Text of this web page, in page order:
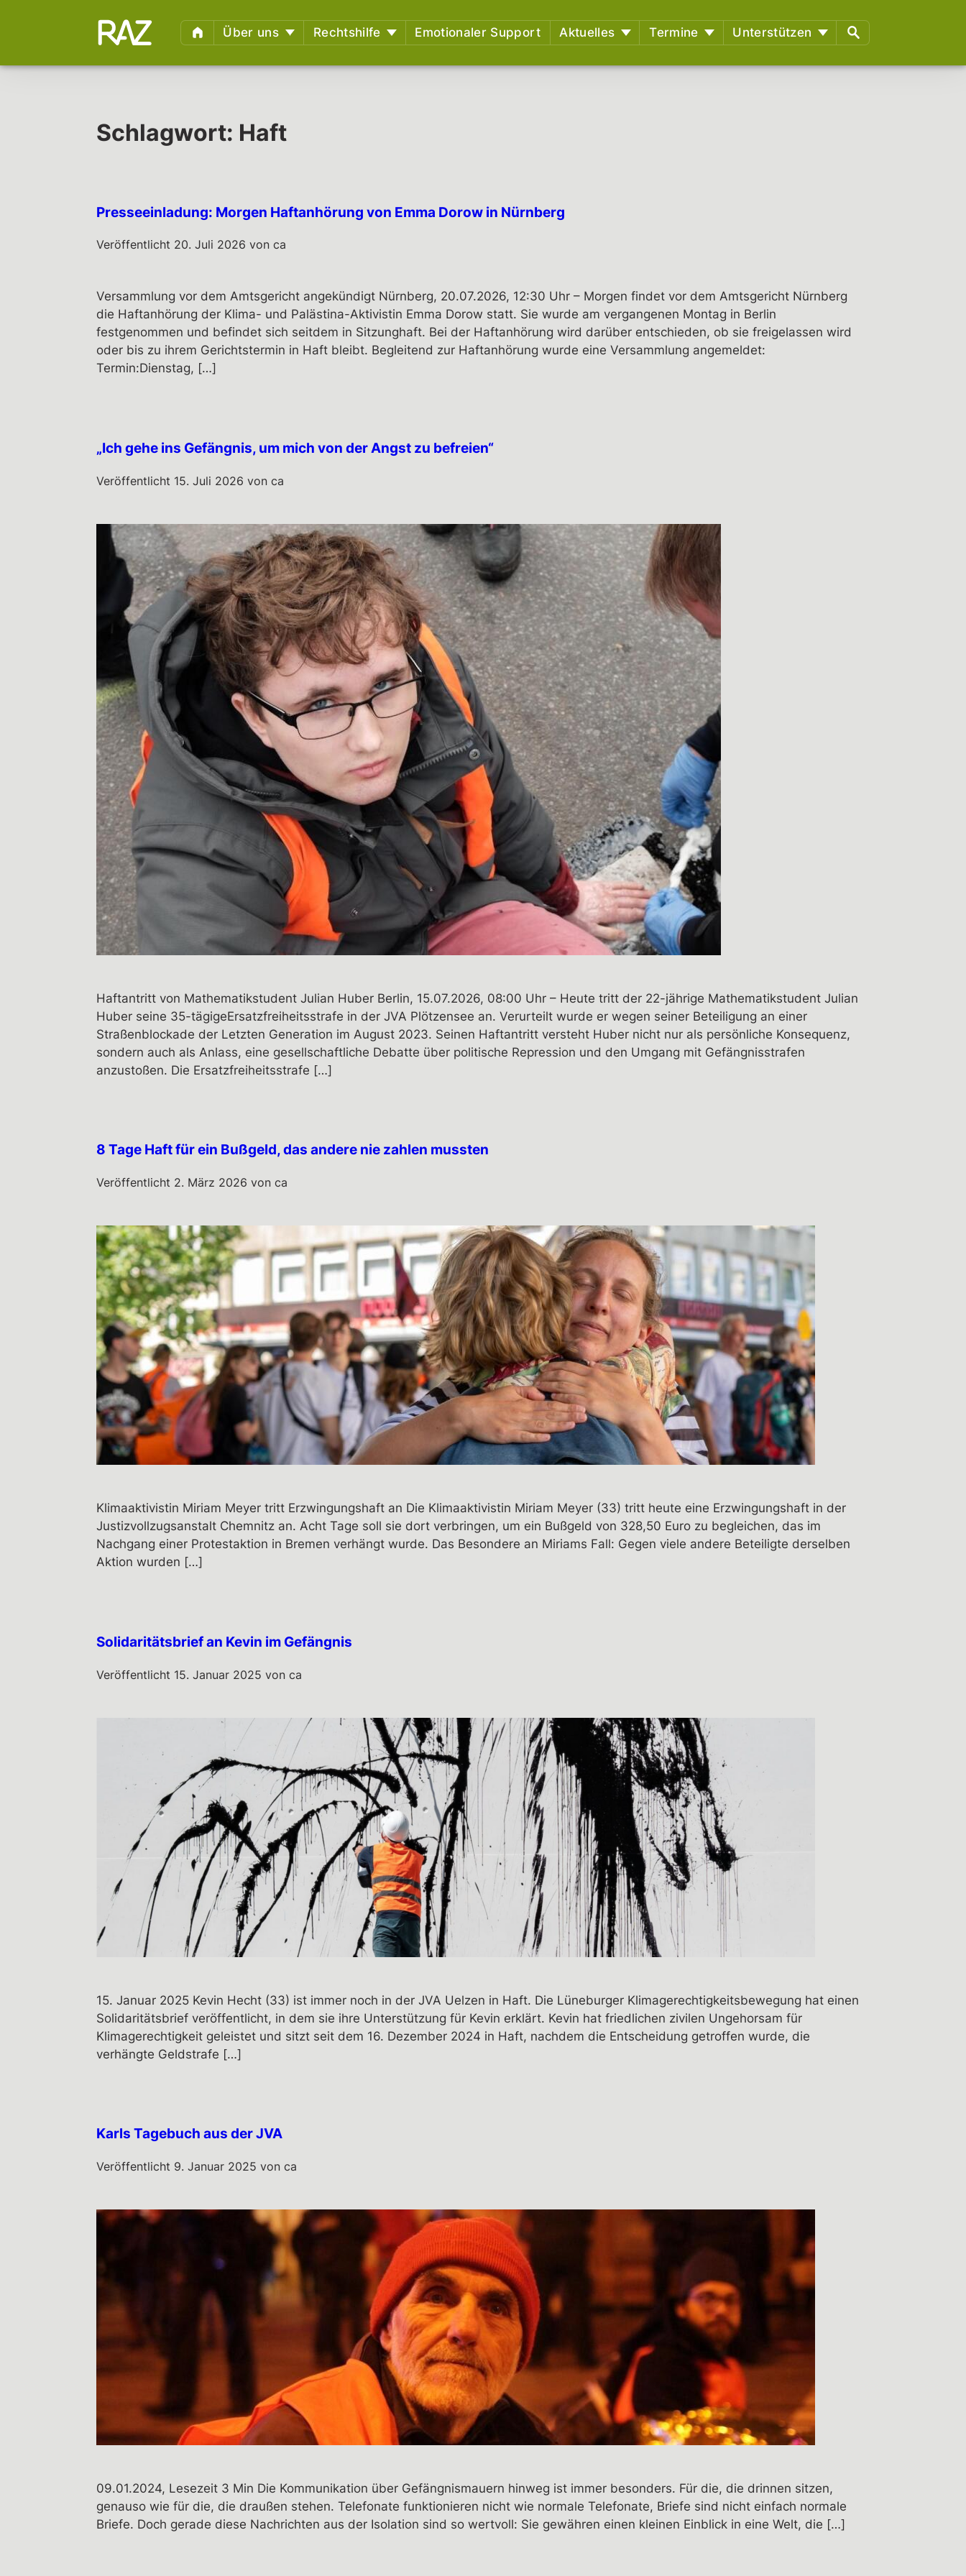
Über uns
Begleitete Kampagnen
Anzeige Adlon
Newsletter
Rechtshilfe
Weiterbildungsangebote
Individuelle EA-Nummer
Impressionen aus dem
Gerichtsentscheidungen
Verfassungsbeschwerden
Emotionaler Support Aktuelles Termine Unterstützen
Schlagwort: Haft
Presseeinladung: Morgen Haftanhörung von Emma Dorow in Nürnberg
Veröffentlicht 20. Juli 2026 von ca
Versammlung vor dem Amtsgericht angekündigt Nürnberg, 20.07.2026, 12:30 Uhr – Morgen findet vor dem Amtsgericht Nürnberg
die Haftanhörung der Klima- und Palästina-Aktivistin Emma Dorow statt. Sie wurde am vergangenen Montag in Berlin
festgenommen und befindet sich seitdem in Sitzunghaft. Bei der Haftanhörung wird darüber entschieden, ob sie freigelassen wird
oder bis zu ihrem Gerichtstermin in Haft bleibt. Begleitend zur Haftanhörung wurde eine Versammlung angemeldet:
Termin:Dienstag, […]
„Ich gehe ins Gefängnis, um mich von der Angst zu befreien“
Veröffentlicht 15. Juli 2026 von ca
Haftantritt von Mathematikstudent Julian Huber Berlin, 15.07.2026, 08:00 Uhr – Heute tritt der 22-jährige Mathematikstudent Julian
Huber seine 35-tägigeErsatzfreiheitsstrafe in der JVA Plötzensee an. Verurteilt wurde er wegen seiner Beteiligung an einer
Straßenblockade der Letzten Generation im August 2023. Seinen Haftantritt versteht Huber nicht nur als persönliche Konsequenz,
sondern auch als Anlass, eine gesellschaftliche Debatte über politische Repression und den Umgang mit Gefängnisstrafen
anzustoßen. Die Ersatzfreiheitsstrafe […]
8 Tage Haft für ein Bußgeld, das andere nie zahlen mussten
Veröffentlicht 2. März 2026 von ca
Klimaaktivistin Miriam Meyer tritt Erzwingungshaft an Die Klimaaktivistin Miriam Meyer (33) tritt heute eine Erzwingungshaft in der
Justizvollzugsanstalt Chemnitz an. Acht Tage soll sie dort verbringen, um ein Bußgeld von 328,50 Euro zu begleichen, das im
Nachgang einer Protestaktion in Bremen verhängt wurde. Das Besondere an Miriams Fall: Gegen viele andere Beteiligte derselben
Aktion wurden […]
Solidaritätsbrief an Kevin im Gefängnis
Veröffentlicht 15. Januar 2025 von ca
15. Januar 2025 Kevin Hecht (33) ist immer noch in der JVA Uelzen in Haft. Die Lüneburger Klimagerechtigkeitsbewegung hat einen
Solidaritätsbrief veröffentlicht, in dem sie ihre Unterstützung für Kevin erklärt. Kevin hat friedlichen zivilen Ungehorsam für
Klimagerechtigkeit geleistet und sitzt seit dem 16. Dezember 2024 in Haft, nachdem die Entscheidung getroffen wurde, die
verhängte Geldstrafe […]
Karls Tagebuch aus der JVA
Veröffentlicht 9. Januar 2025 von ca
09.01.2024, Lesezeit 3 Min Die Kommunikation über Gefängnismauern hinweg ist immer besonders. Für die, die drinnen sitzen,
genauso wie für die, die draußen stehen. Telefonate funktionieren nicht wie normale Telefonate, Briefe sind nicht einfach normale
Briefe. Doch gerade diese Nachrichten aus der Isolation sind so wertvoll: Sie gewähren einen kleinen Einblick in eine Welt, die […]